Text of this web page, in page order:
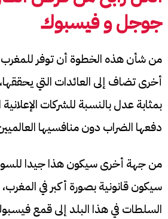
جوجل و فيسبوك
أخرى تضاف إلى العائدات التي
بمثابة عدل بالنسبة للشركات
دفعها الضراب دون منافسيها
من جهة أخرى سيكون هذا جيدا للسوق
سيكون قانونية بصورة أكبر في المغرب،
السلطات في هذا البلد إلى قمع